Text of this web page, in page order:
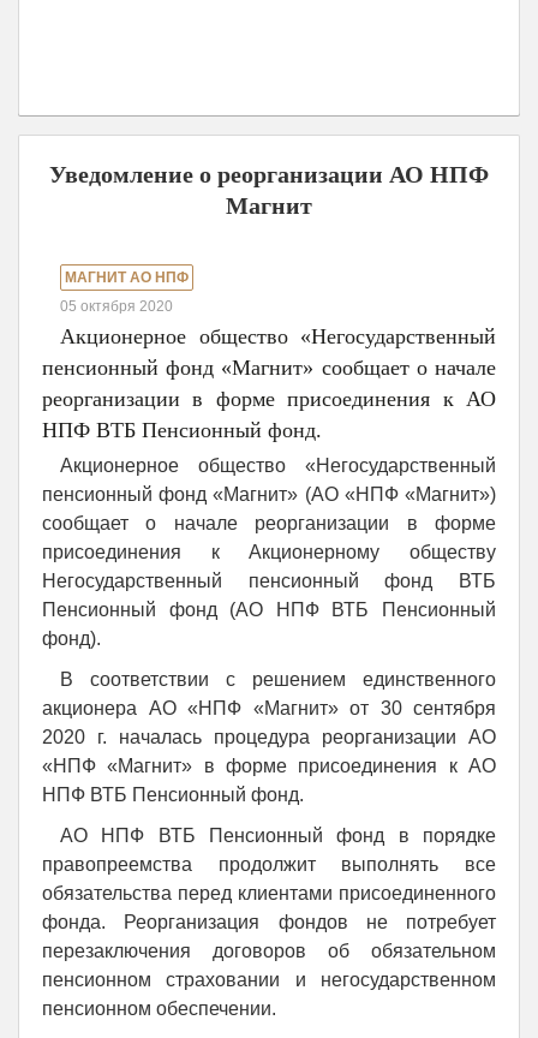
Уведомление о реорганизации АО НПФ
Магнит
МАГНИТ АО НПФ
05 октября 2020
Акционерное общество «Негосударственный
пенсионный фонд «Магнит» сообщает о начале
реорганизации в форме присоединения к АО
НПФ ВТБ Пенсионный фонд.
Акционерное общество «Негосударственный
пенсионный фонд «Магнит» (АО «НПФ «Магнит»)
сообщает о начале реорганизации в форме
присоединения к Акционерному обществу
Негосударственный пенсионный фонд ВТБ
Пенсионный фонд (АО НПФ ВТБ Пенсионный
фонд).
В соответствии с решением единственного
акционера АО «НПФ «Магнит» от 30 сентября
2020 г. началась процедура реорганизации АО
«НПФ «Магнит» в форме присоединения к АО
НПФ ВТБ Пенсионный фонд.
АО НПФ ВТБ Пенсионный фонд в порядке
правопреемства продолжит выполнять все
обязательства перед клиентами присоединенного
фонда. Реорганизация фондов не потребует
перезаключения договоров об обязательном
пенсионном страховании и негосударственном
пенсионном обеспечении.